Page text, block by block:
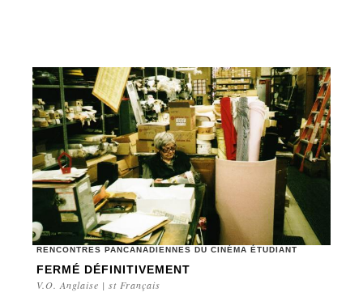
RENCONTRES PANCANADIENNES DU CINÉMA ÉTUDIANT
FERMÉ DÉFINITIVEMENT
V.O. Anglaise | st Français